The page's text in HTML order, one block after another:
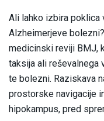
Ali lahko izbira poklica
Alzheimerjeve
medicinski reviji BMJ,
taksija ali reševalnega
te bolezni. Raziskava
prostorske navigacije
hipokampus, pred